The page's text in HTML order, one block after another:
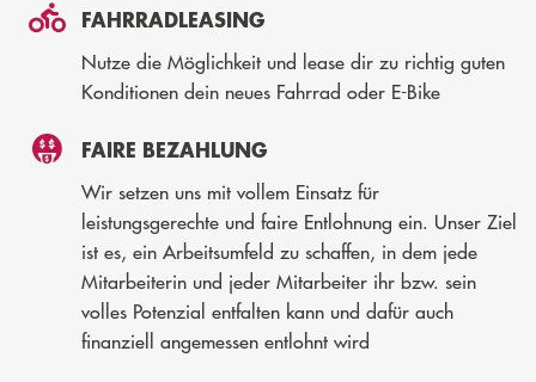
FAHRRADLEASING
Nutze die Möglichkeit und lease dir zu richtig guten
Konditionen dein neues Fahrrad oder E-Bike
FAIRE BEZAHLUNG
Wir setzen uns mit vollem Einsatz für
leistungsgerechte und faire Entlohnung ein. Unser Ziel
ist es, ein Arbeitsumfeld zu schaffen, in dem jede
Mitarbeiterin und jeder Mitarbeiter ihr bzw. sein
volles Potenzial entfalten kann und dafür auch
finanziell angemessen entlohnt wird